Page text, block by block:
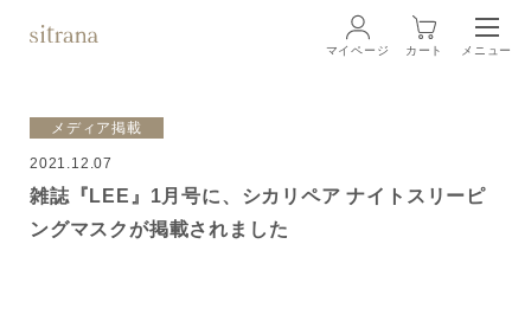
商品一覧 LINEUP
マイページ カート メニュー
メディア掲載
2021.12.07
雑誌『LEE』1月号に、シカリペア ナイトスリーピ
ングマスクが掲載されました